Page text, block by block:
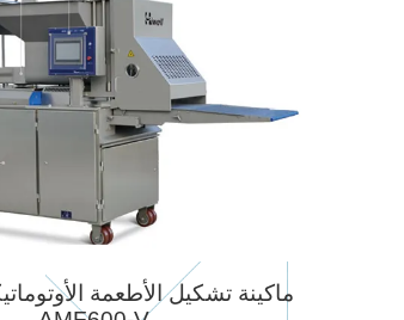
ماكينة تشكيل الأطعمة